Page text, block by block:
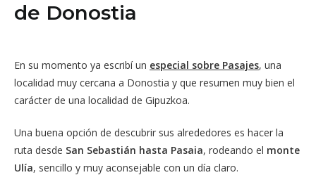
de Donostia
En su momento ya escribí un especial sobre Pasajes, una
localidad muy cercana a Donostia y que resumen muy bien el
carácter de una localidad de Gipuzkoa.
Una buena opción de descubrir sus alrededores es hacer la
ruta desde San Sebastián hasta Pasaia, rodeando el monte
Ulía, sencillo y muy aconsejable con un día claro.